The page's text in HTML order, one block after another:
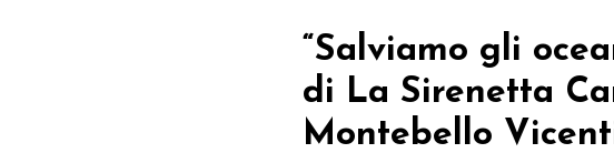
“Salviamo gli
di La Sirenetta
Montebello